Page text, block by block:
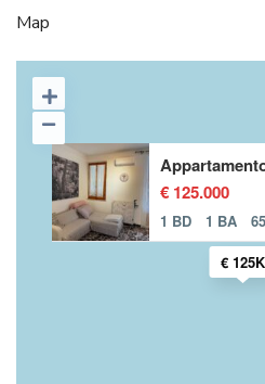
Map
€ 125K
€ 125.000
1 BD 1 BA